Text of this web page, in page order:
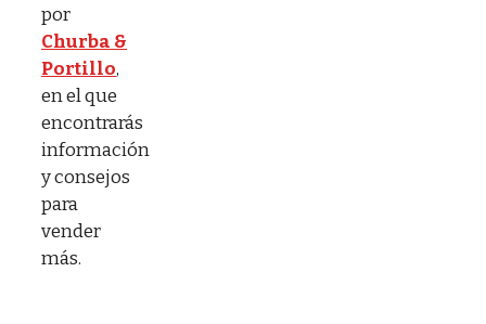
por
Churba &
Portillo,
en el que
encontrarás
información
y consejos
para
vender
más.